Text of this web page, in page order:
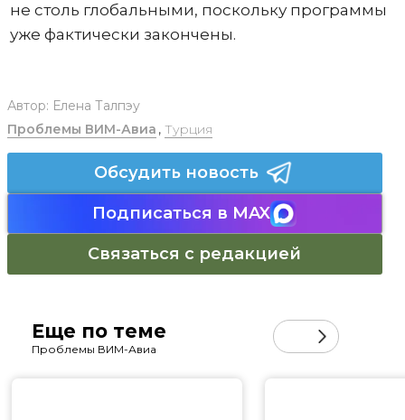
не столь глобальными, поскольку программы
уже фактически закончены.
Автор: Елена Талпэу
Проблемы ВИМ-Авиа , Турция
Обсудить новость
Подписаться в MAX
Связаться с редакцией
Еще по теме
Проблемы ВИМ-Авиа